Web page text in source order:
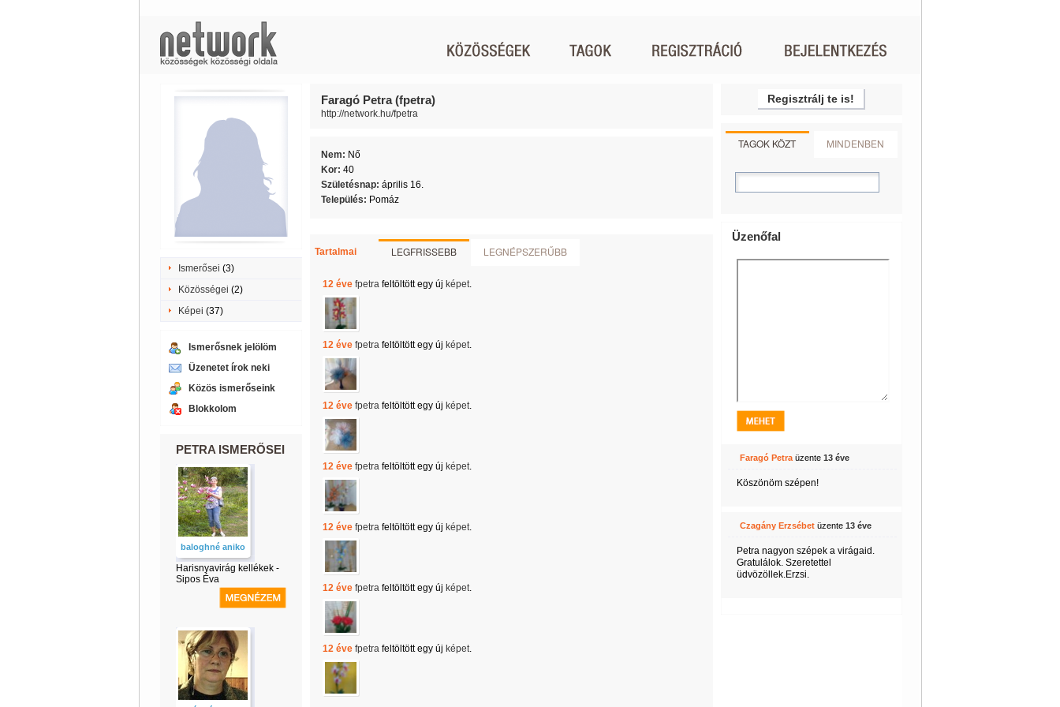
Ismerősei (3)
Közösségei (2)
Képei (37)
Ismerősnek jelölöm
Üzenetet írok neki
Közös ismerőseink
Blokkolom
PETRA ISMERŐSEI
baloghné aniko
Harisnyavirág kellékek -
Sipos Éva
Faragó Petra (fpetra)
http://network.hu/fpetra
Nem: Nő
Kor: 40
Születésnap: április 16.
Település: Pomáz
Tartalmai LEGFRISSEBB LEGNÉPSZERŰBB
12 éve fpetrafeltöltött egy új képet.
12 éve fpetrafeltöltött egy új képet.
12 éve fpetrafeltöltött egy új képet.
12 éve fpetrafeltöltött egy új képet.
12 éve fpetrafeltöltött egy új képet.
12 éve fpetrafeltöltött egy új képet.
12 éve fpetrafeltöltött egy új képet.
Regisztrálj te is!
TAGOK KÖZT MINDENBEN
Üzenőfal
Faragó Petraüzente 13 éve
Köszönöm szépen!
Czagány Erzsébetüzente 13 éve
Petra nagyon szépek a virágaid.
Gratulálok. Szeretettel
üdvözöllek.Erzsi.